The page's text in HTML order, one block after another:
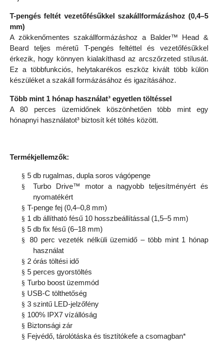
T-pengés feltét vezetőfésűkkel szakállformázáshoz (0,4–5
mm)
A zökkenőmentes szakállformázáshoz a Balder™ Head &
Beard teljes méretű T-pengés feltéttel és vezetőfésűkkel
érkezik, hogy könnyen kialakíthasd az arcszőrzeted stílusát.
Ez a többfunkciós, helytakarékos eszköz kivált több külön
készüléket a szakáll formázásához és igazításához.
Több mint 1 hónap használat³ egyetlen töltéssel
A 80 perces üzemidőnek köszönhetően több mint egy
hónapnyi használatot³ biztosít két töltés között.
Termékjellemzők:
§ 5 db rugalmas, dupla soros vágópenge
§
Turbo Drive™ motor a nagyobb teljesítményért és
nyomatékért
§ T-penge fej (0,4–0,8 mm)
§ 1 db állítható fésű 10 hosszbeállítással (1,5–5 mm)
§ 5 db fix fésű (6–18 mm)
§
80 perc vezeték nélküli üzemidő – több mint 1 hónap
használat
§ 2 órás töltési idő
§ 5 perces gyorstöltés
§ Turbo boost üzemmód
§ USB-C tölthetőség
§ 3 szintű LED-jelzőfény
§ 100% IPX7 vízállóság
§ Biztonsági zár
§ Fejvédő, tárolótáska és tisztítókefe a csomagban*